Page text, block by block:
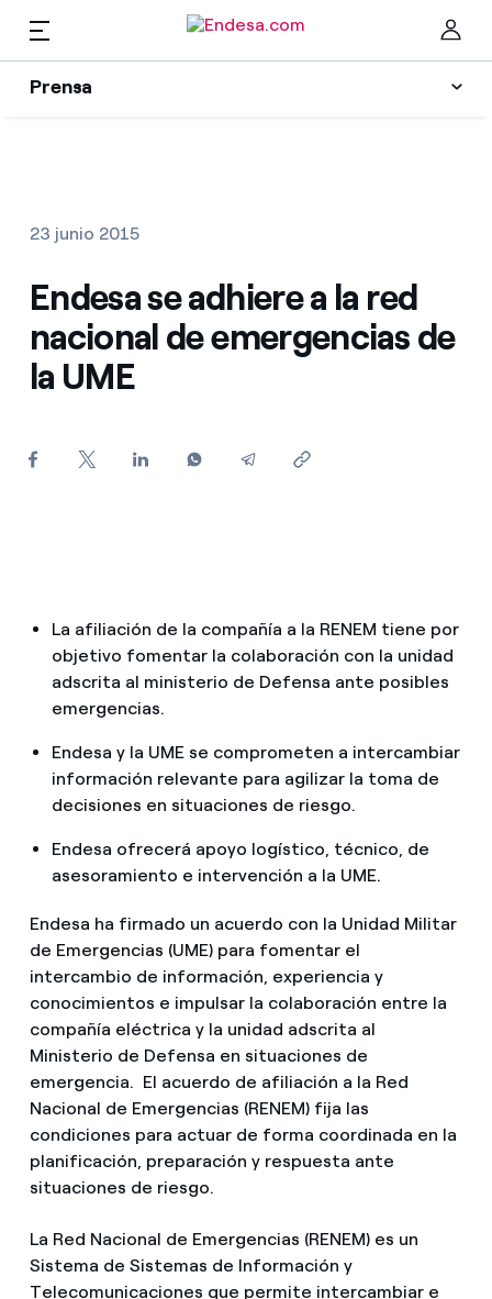
Prensa
Prensa
Encuentra la tarifa que más te conviene
Por cada kWh que ahorres, te descontamos otro
compañía?
Ofertas para autónomos y Pymes
Recursos
Colecciones
ES
23 junio 2015
Endesa se adhiere a la red
nacional de emergencias de
la UME
La afiliación de la compañía a la RENEM tiene por
objetivo fomentar la colaboración con la unidad
adscrita al ministerio de Defensa ante posibles
emergencias.
Endesa y la UME se comprometen a intercambiar
información relevante para agilizar la toma de
decisiones en situaciones de riesgo.
Endesa ofrecerá apoyo logístico, técnico, de
asesoramiento e intervención a la UME.
Endesa ha firmado un acuerdo con la Unidad Militar
de Emergencias (UME) para fomentar el
intercambio de información, experiencia y
conocimientos e impulsar la colaboración entre la
compañía eléctrica y la unidad adscrita al
Ministerio de Defensa en situaciones de
emergencia. El acuerdo de afiliación a la Red
Nacional de Emergencias (RENEM) fija las
condiciones para actuar de forma coordinada en la
planificación, preparación y respuesta ante
situaciones de riesgo.
La Red Nacional de Emergencias (RENEM) es un
Sistema de Sistemas de Información y
Telecomunicaciones que permite intercambiar e